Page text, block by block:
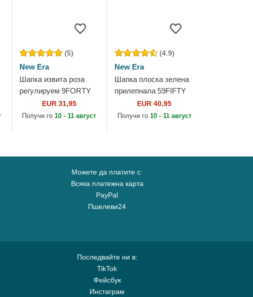
(5)
New Era
Шапка извита роза
регулируем 9FORTY
Borg на New York
Yankees MLB от New
EUR 31,95
Получи го10 - 11 август
(4.9)
New Era
Шапка плоска зелена
прилепнала 59FIFTY
AC Perf на Oakland
Athletics MLB от New
EUR 40,95
Получи го 10 - 11 август
Можете да платите с:
Всяка платежна карта
PayPal
Пшелеви24
Последвайте ни в:
TikTok
Фейсбук
Инстаграм